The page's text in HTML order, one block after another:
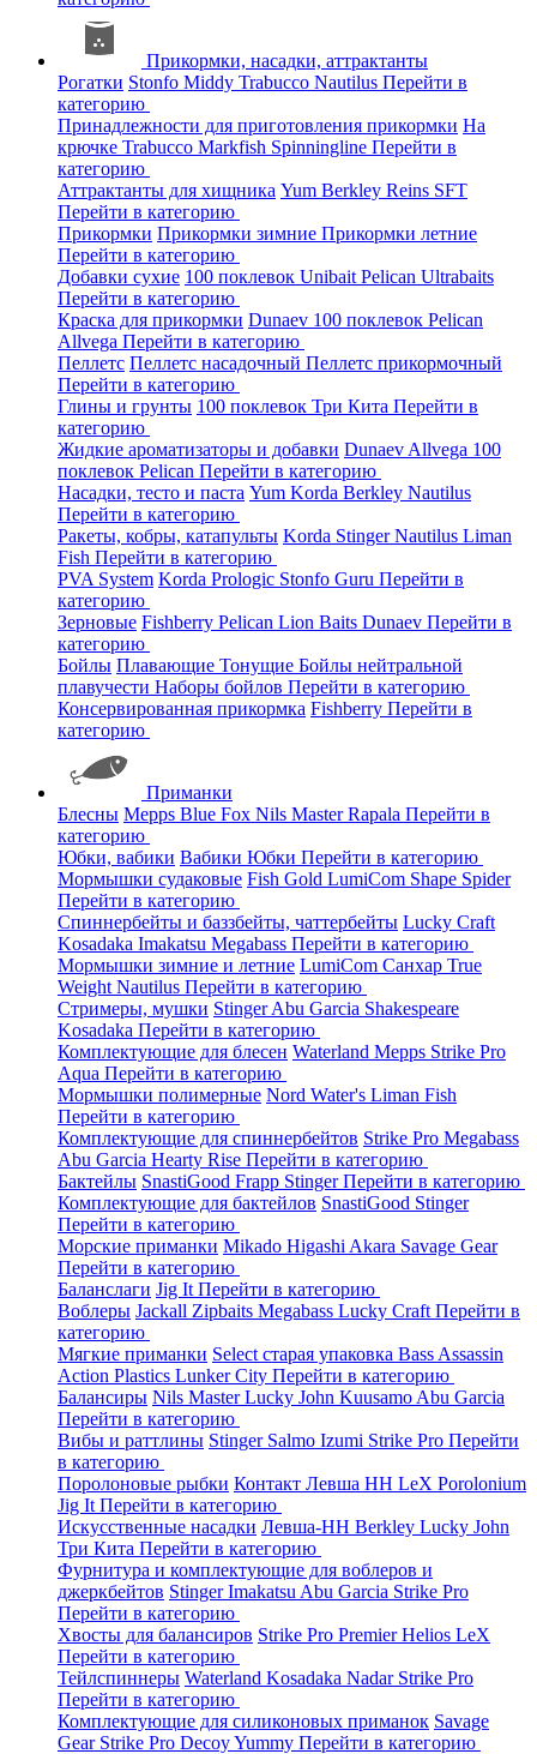
Прикормки, насадки, аттрактанты
Рогатки Stonfo Middy Trabucco Nautilus Перейти в
категорию
Принадлежности для приготовления прикормки На
крючке Trabucco Markfish Spinningline Перейти в
категорию
Аттрактанты для хищника Yum Berkley Reins SFT
Перейти в категорию
Прикормки Прикормки зимние Прикормки летние
Перейти в категорию
Добавки сухие 100 поклевок Unibait Pelican Ultrabaits
Перейти в категорию
Краска для прикормки Dunaev 100 поклевок Pelican
Allvega Перейти в категорию
Пеллетс Пеллетс насадочный Пеллетс прикормочный
Перейти в категорию
Глины и грунты 100 поклевок Три Кита Перейти в
категорию
Жидкие ароматизаторы и добавки Dunaev Allvega 100
поклевок Pelican Перейти в категорию
Насадки, тесто и паста Yum Korda Berkley Nautilus
Перейти в категорию
Ракеты, кобры, катапульты Korda StingerNautilus Liman
Fish Перейти в категорию
PVA System Korda Prologic Stonfo Guru Перейти в
категорию
Зерновые Fishberry Pelican Lion Baits Dunaev Перейти в
категорию
Бойлы Плавающие Тонущие Бойлы нейтральной
плавучести Наборы бойлов Перейти в категорию
Консервированная прикормка Fishberry Перейти в
категорию
Приманки
Блесны Mepps Blue Fox Nils MasterRapala Перейти в
категорию
Юбки, вабики Вабики Юбки Перейти в категорию
Мормышки судаковые Fish Gold LumiCom Shape Spider
Перейти в категорию
Спиннербейты и баззбейты, чаттербейты Lucky Craft
Kosadaka Imakatsu Megabass Перейти в категорию
Мормышки зимние и летние LumiCom Санхар True
Weight Nautilus Перейти в категорию
Стримеры, мушки StingerAbu Garcia Shakespeare
Kosadaka Перейти в категорию
Комплектующие для блесен Waterland Mepps Strike Pro
Aqua Перейти в категорию
Мормышки полимерные Nord Water's Liman Fish
Перейти в категорию
Комплектующие для спиннербейтов Strike Pro Megabass
Abu Garcia Hearty Rise Перейти в категорию
Бактейлы SnastiGood Frapp StingerПерейти в категорию
Комплектующие для бактейлов SnastiGood Stinger
Перейти в категорию
Морские приманки Mikado Higashi Akara Savage Gear
Перейти в категорию
Баланслаги Jig It Перейти в категорию
Воблеры Jackall Zipbaits Megabass Lucky Craft Перейти в
категорию
Мягкие приманки Select старая упаковка Bass Assassin
Action Plastics Lunker City Перейти в категорию
Балансиры Nils MasterLucky John Kuusamo Abu Garcia
Перейти в категорию
Вибы и раттлины Stinger Salmo Izumi Strike Pro Перейти
в категорию
Поролоновые рыбки Контакт Левша НН LeX Porolonium
Jig It Перейти в категорию
Искусственные насадки Левша-НН Berkley Lucky John
Три Кита Перейти в категорию
Фурнитура и комплектующие для воблеров и
джеркбейтов StingerImakatsu Abu Garcia Strike Pro
Перейти в категорию
Хвосты для балансиров Strike Pro PremierHelios LeX
Перейти в категорию
Тейлспиннеры Waterland Kosadaka Nadar Strike Pro
Перейти в категорию
Комплектующие для силиконовых приманок Savage
Gear Strike Pro DecoyYummy Перейти в категорию